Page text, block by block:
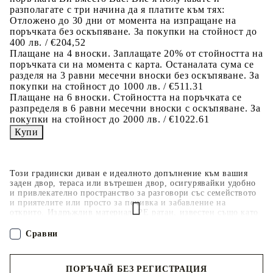
Този градински диван е идеалното допълнение към вашия
заден двор, тераса или вътрешен двор, осигурявайки удобно
и привлекателно пространство за разговори със семейството
и приятелите или просто за почивка и забавление на
открито. Издръжлив материал: PE ратан, известен също като
поддръжка, който прилича на естествен ратан. Той е лек,
лесен за почистване и често се използва за външни мебели
Всяка градинска седалка разполага с място за съхранение под
разполагате с три начина да я платите към тях:
Отложено до 30 дни от момента на изпращане на
поръчката без оскъпяване. За покупки на стойност до
400 лв. / €204,52
Плащане на 4 вноски. Заплащате 20% от стойността на
поръчката си на момента с карта. Останалата сума се
разделя на 3 равни месечни вноски без оскъпяване. За
покупки на стойност до 1000 лв. / €511.31
Плащане на 6 вноски. Стойността на поръчката се
разпределя в 6 равни месечни вноски с оскъпяване. За
покупки на стойност до 2000 лв. / €1022.61
ПОРЪЧАЙ БЕЗ РЕГИСТРАЦИЯ
Сравни